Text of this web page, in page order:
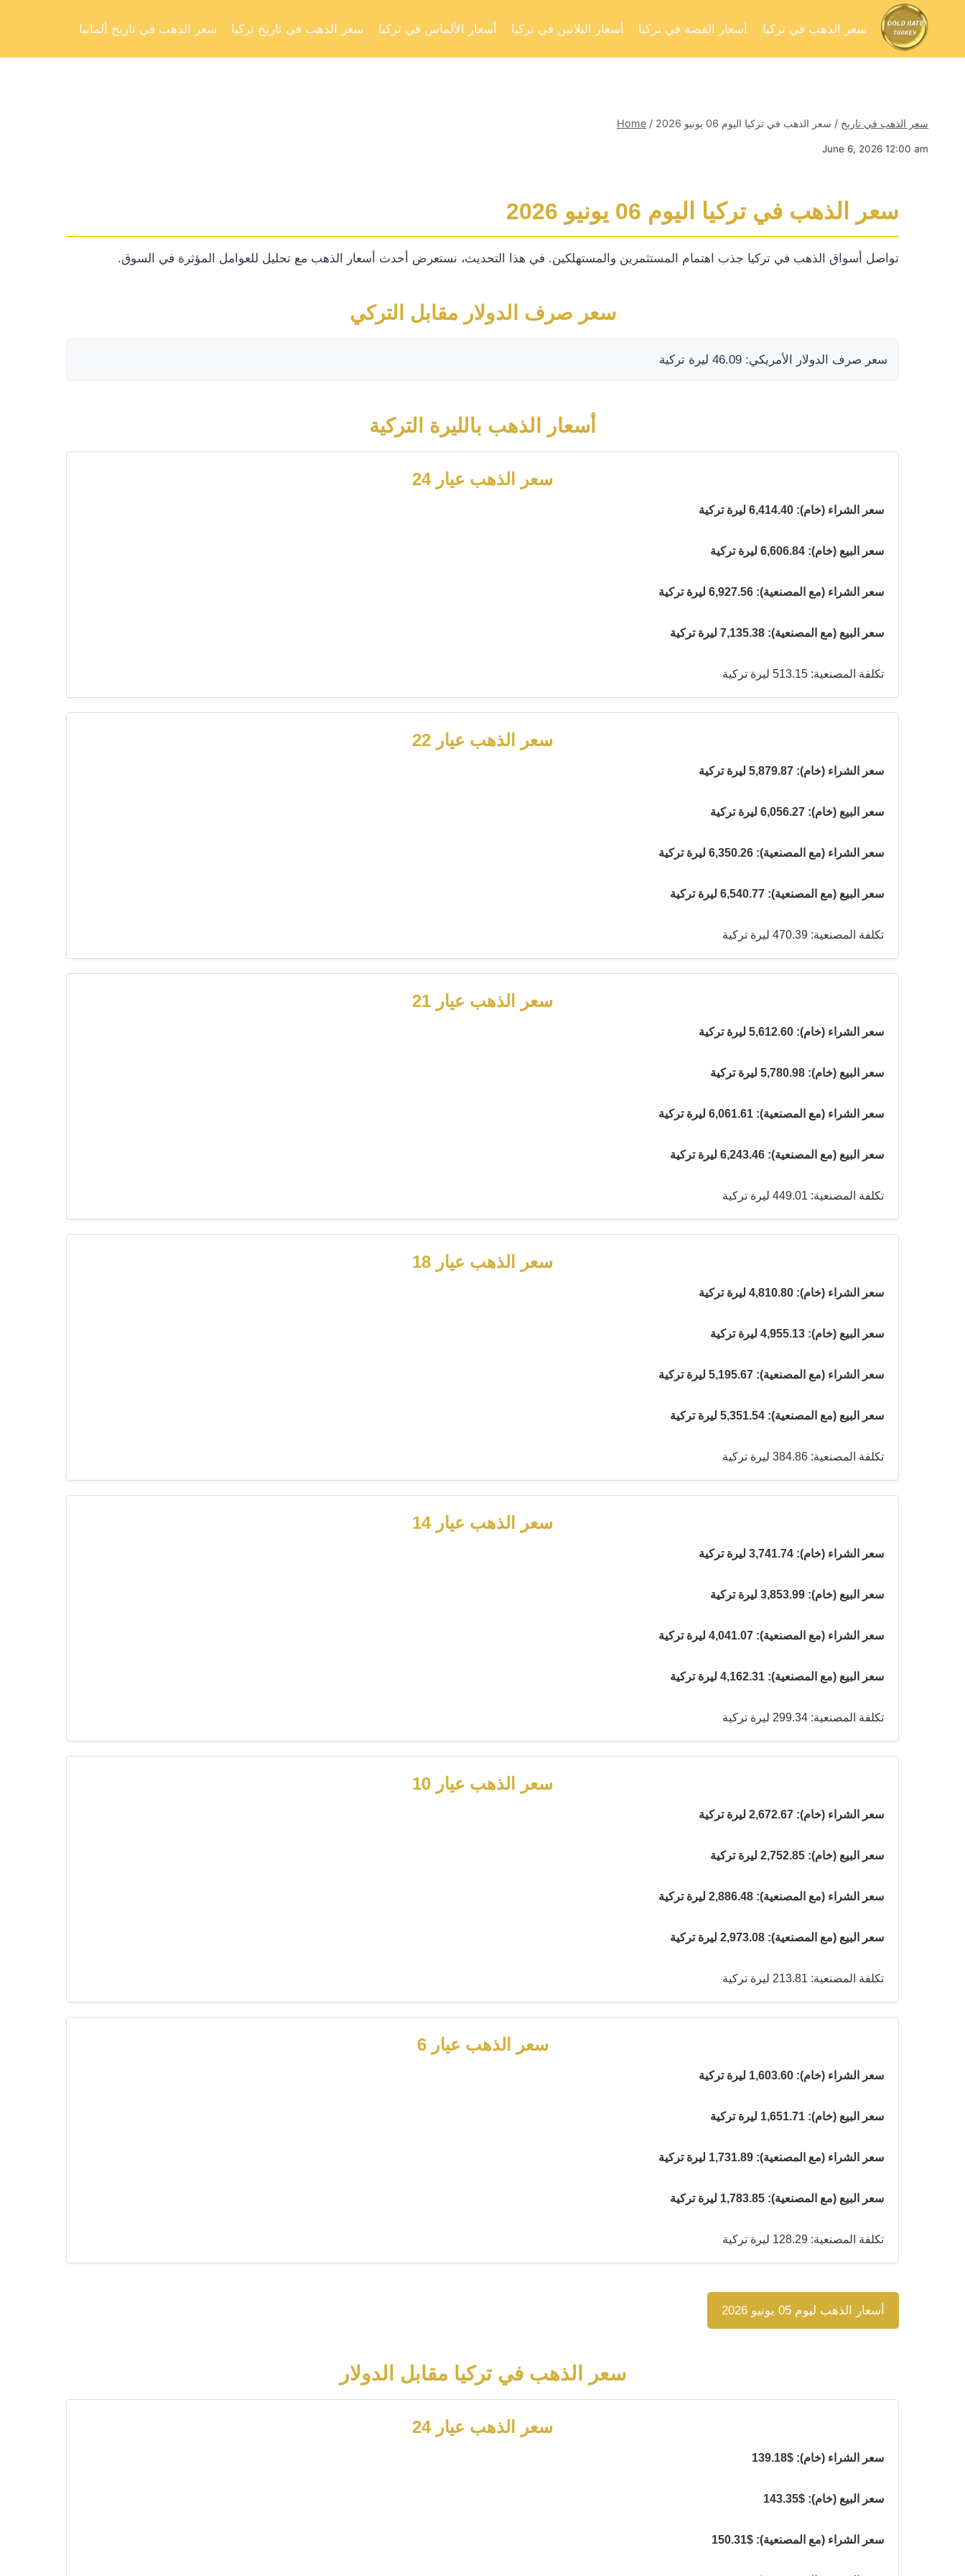
سعر الذهب في تاريخ ألمانيا سعر الذهب في تاريخ تركيا أسعار الألماس في تركيا أسعار البلاتين في تركيا أسعار الفضة في تركيا سعر الذهب في تركيا
Home / سعر الذهب في تاريخ / سعر الذهب في تركيا اليوم 06 يونيو 2026
June 6, 2026 12:00 am
سعر الذهب في تركيا اليوم 06 يونيو 2026
تواصل أسواق الذهب في تركيا جذب اهتمام المستثمرين والمستهلكين. في هذا التحديث، نستعرض أحدث أسعار الذهب مع تحليل للعوامل المؤثرة في السوق.
سعر صرف الدولار مقابل التركي
سعر صرف الدولار الأمريكي: 46.09 ليرة تركية
أسعار الذهب بالليرة التركية
سعر الذهب عيار 24
سعر الشراء (خام): 6,414.40 ليرة تركية
سعر البيع (خام): 6,606.84 ليرة تركية
سعر الشراء (مع المصنعية): 6,927.56 ليرة تركية
سعر البيع (مع المصنعية): 7,135.38 ليرة تركية
تكلفة المصنعية: 513.15 ليرة تركية
سعر الذهب عيار 22
سعر الشراء (خام): 5,879.87 ليرة تركية
سعر البيع (خام): 6,056.27 ليرة تركية
سعر الشراء (مع المصنعية): 6,350.26 ليرة تركية
سعر البيع (مع المصنعية): 6,540.77 ليرة تركية
تكلفة المصنعية: 470.39 ليرة تركية
سعر الذهب عيار 21
سعر الشراء (خام): 5,612.60 ليرة تركية
سعر البيع (خام): 5,780.98 ليرة تركية
سعر الشراء (مع المصنعية): 6,061.61 ليرة تركية
سعر البيع (مع المصنعية): 6,243.46 ليرة تركية
تكلفة المصنعية: 449.01 ليرة تركية
سعر الذهب عيار 18
سعر الشراء (خام): 4,810.80 ليرة تركية
سعر البيع (خام): 4,955.13 ليرة تركية
سعر الشراء (مع المصنعية): 5,195.67 ليرة تركية
سعر البيع (مع المصنعية): 5,351.54 ليرة تركية
تكلفة المصنعية: 384.86 ليرة تركية
سعر الذهب عيار 14
سعر الشراء (خام): 3,741.74 ليرة تركية
سعر البيع (خام): 3,853.99 ليرة تركية
سعر الشراء (مع المصنعية): 4,041.07 ليرة تركية
سعر البيع (مع المصنعية): 4,162.31 ليرة تركية
تكلفة المصنعية: 299.34 ليرة تركية
سعر الذهب عيار 10
سعر الشراء (خام): 2,672.67 ليرة تركية
سعر البيع (خام): 2,752.85 ليرة تركية
سعر الشراء (مع المصنعية): 2,886.48 ليرة تركية
سعر البيع (مع المصنعية): 2,973.08 ليرة تركية
تكلفة المصنعية: 213.81 ليرة تركية
سعر الذهب عيار 6
سعر الشراء (خام): 1,603.60 ليرة تركية
سعر البيع (خام): 1,651.71 ليرة تركية
سعر الشراء (مع المصنعية): 1,731.89 ليرة تركية
سعر البيع (مع المصنعية): 1,783.85 ليرة تركية
تكلفة المصنعية: 128.29 ليرة تركية
أسعار الذهب ليوم 05 يونيو 2026
سعر الذهب في تركيا مقابل الدولار
سعر الذهب عيار 24
سعر الشراء (خام): $139.18
سعر البيع (خام): $143.35
سعر الشراء (مع المصنعية): $150.31